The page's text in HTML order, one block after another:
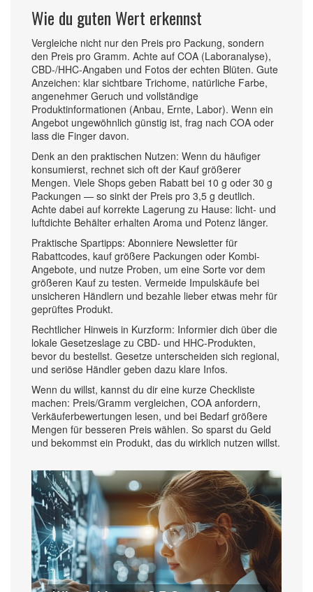
Wie du guten Wert erkennst
Vergleiche nicht nur den Preis pro Packung, sondern
den Preis pro Gramm. Achte auf COA (Laboranalyse),
CBD-/HHC-Angaben und Fotos der echten Blüten. Gute
Anzeichen: klar sichtbare Trichome, natürliche Farbe,
angenehmer Geruch und vollständige
Produktinformationen (Anbau, Ernte, Labor). Wenn ein
Angebot ungewöhnlich günstig ist, frag nach COA oder
lass die Finger davon.
Denk an den praktischen Nutzen: Wenn du häufiger
konsumierst, rechnet sich oft der Kauf größerer
Mengen. Viele Shops geben Rabatt bei 10 g oder 30 g
Packungen — so sinkt der Preis pro 3,5 g deutlich.
Achte dabei auf korrekte Lagerung zu Hause: licht- und
luftdichte Behälter erhalten Aroma und Potenz länger.
Praktische Spartipps: Abonniere Newsletter für
Rabattcodes, kauf größere Packungen oder Kombi-
Angebote, und nutze Proben, um eine Sorte vor dem
größeren Kauf zu testen. Vermeide Impulskäufe bei
unsicheren Händlern und bezahle lieber etwas mehr für
geprüftes Produkt.
Rechtlicher Hinweis in Kurzform: Informier dich über die
lokale Gesetzeslage zu CBD- und HHC-Produkten,
bevor du bestellst. Gesetze unterscheiden sich regional,
und seriöse Händler geben dazu klare Infos.
Wenn du willst, kannst du dir eine kurze Checkliste
machen: Preis/Gramm vergleichen, COA anfordern,
Verkäuferbewertungen lesen, und bei Bedarf größere
Mengen für besseren Preis wählen. So sparst du Geld
und bekommst ein Produkt, das du wirklich nutzen willst.